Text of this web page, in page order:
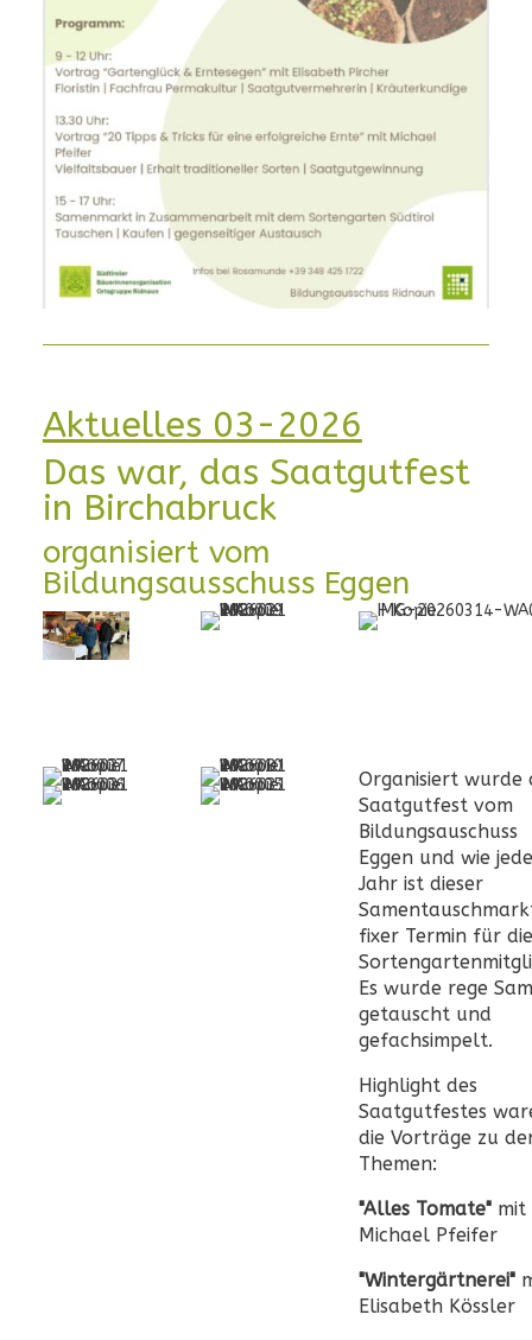
Aktuelles 03-2026
Das war, das Saatgutfest
in Birchabruck
organisiert vom
Bildungsausschuss Eggen
Organisiert wurde
Saatgutfest vom
Bildungsauschuss
Eggen und wie
Jahr ist dieser
fixer Termin für die
Es wurde rege
getauscht und
gefachsimpelt.
Highlight des
Saatgutfestes
die Vorträge zu
Themen:
"Alles Tomate"mit
Michael Pfeifer
"Wintergärtnerei"
Elisabeth Kössler